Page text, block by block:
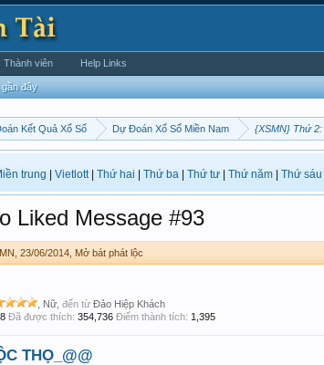
Kết Quả Xổ Số Dự Đoán Xổ Số Miền Nam {XSMN} Thứ 2:
trung Vietlott| Thứ hai Thứ ba Thứ tư Thứ năm Thứ sáu
Liked Message #93
MN, 23/06/2014, Mở bát phát lộc
, Nữ, đến từ Đảo Hiệp Khách
Đã được thích: 354,736 Điểm thành tích: 1,395
THỌ_@@
gần đây
Thành viên Help Links